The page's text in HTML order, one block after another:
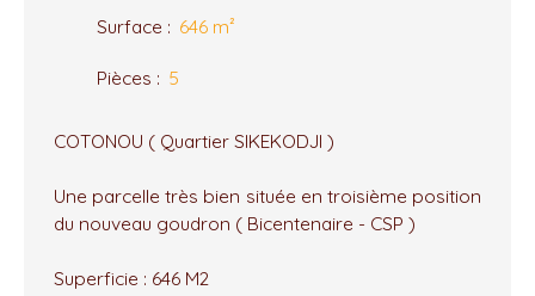
Surface : 646 m²
Pièces : 5
COTONOU ( Quartier SIKEKODJI )
Une parcelle très bien située en troisième position
du nouveau goudron ( Bicentenaire - CSP )
Superficie : 646 M2